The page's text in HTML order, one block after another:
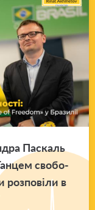
Па­скаль
сво­бо­
роз­по­ві­ли в